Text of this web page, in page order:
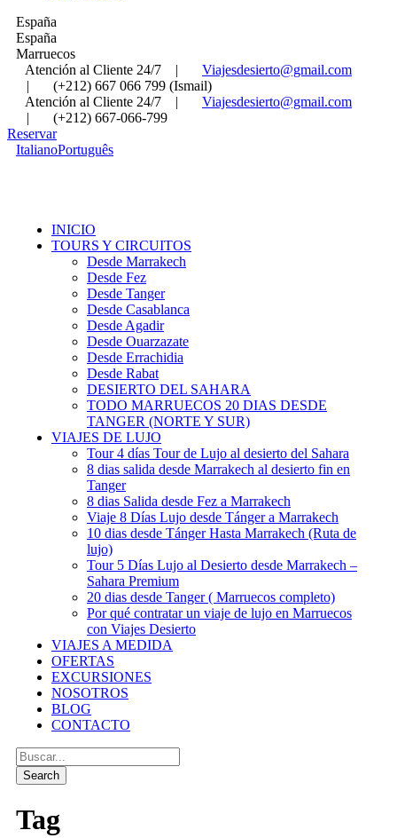
España
España
Marruecos
Atención al Cliente 24/7
|
Viajesdesierto@gmail.com
|
(+212) 667 066 799 (Ismail)
Atención al Cliente 24/7
|
Viajesdesierto@gmail.com
|
(+212) 667-066-799
Reservar
ItalianoPortuguês
INICIO
TOURS Y CIRCUITOS
Desde Marrakech
Desde Fez
Desde Tanger
Desde Casablanca
Desde Agadir
Desde Ouarzazate
Desde Errachidia
Desde Rabat
DESIERTO DEL SAHARA
TODO MARRUECOS 20 DIAS DESDE
TANGER (NORTE Y SUR)
VIAJES DE LUJO
Tour 4 días Tour de Lujo al desierto del Sahara
8 dias salida desde Marrakech al desierto fin en
Tanger
8 dias Salida desde Fez a Marrakech
Viaje 8 Días Lujo desde Tánger a Marrakech
10 dias desde Tánger Hasta Marrakech (Ruta de
lujo)
Tour 5 Días Lujo al Desierto desde Marrakech –
Sahara Premium
20 dias desde Tanger ( Marruecos completo)
Por qué contratar un viaje de lujo en Marruecos
con Viajes Desierto
VIAJES A MEDIDA
OFERTAS
EXCURSIONES
NOSOTROS
BLOG
CONTACTO
Tag